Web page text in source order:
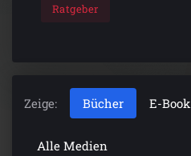
Ratgeber
Zeige: Bücher E-Book
Alle Medien